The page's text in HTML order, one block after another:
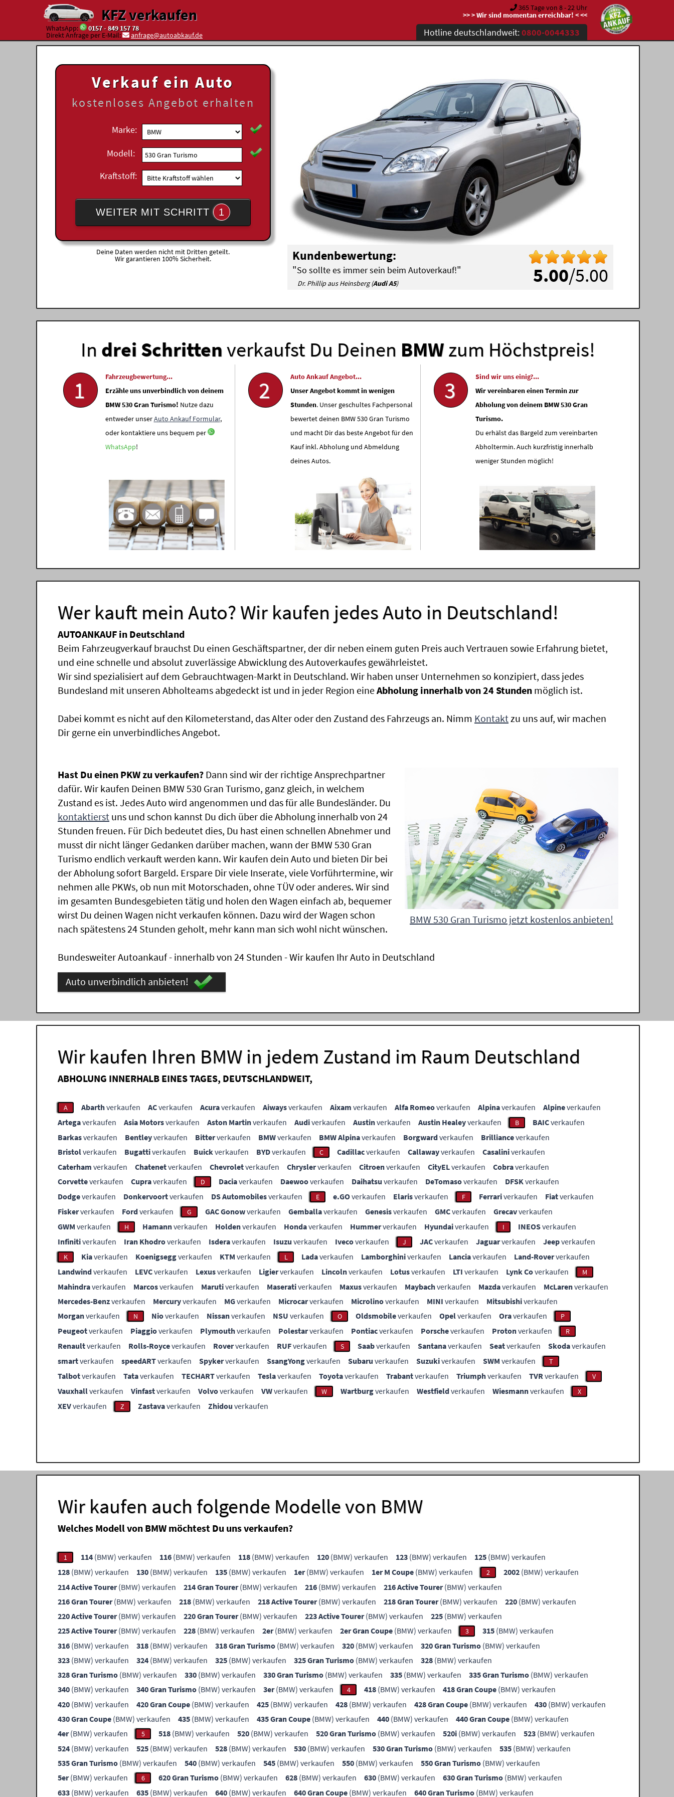
KFZ verkaufen
WhatsApp: 0157 - 849 157 78
Direkt Anfrage per E-Mail: anfrage@autoabkauf.de
365 Tage von 8 - 22 Uhr
>> > Wir sind momentan erreichbar! < <<
Hotline deutschlandweit:0800-0044333
Verkauf ein Auto
kostenloses Angebot erhalten
Marke:
Modell:
Kraftstoff:
WEITER MIT SCHRITT 1
Deine Daten werden nicht mit Dritten geteilt.
Wir garantieren 100% Sicherheit.
5.00/5.00
Kundenbewertung:
"So sollte es immer sein beim Autoverkauf!"
Dr. Phillip aus Heinsberg (Audi A5)
In drei Schrittenverkaufst Du Deinen BMWzum Höchstpreis!
1
Fahrzeugbewertung...
Erzähle uns unverbindlich von deinem
BMW 530 Gran Turismo! Nutze dazu
entweder unserAuto Ankauf Formular,
oder kontaktiere uns bequem per
WhatsApp!
2
Auto Ankauf Angebot...
Unser Angebot kommt in wenigen
Stunden. Unser geschultes Fachpersonal
bewertet deinen BMW 530 Gran Turismo
und macht Dir das beste Angebot für den
Kauf inkl. Abholung und Abmeldung
deines Autos.
3
Sind wir uns einig?...
Wir vereinbaren einen Termin zur
Abholung von deinem BMW 530 Gran
Turismo.
Du erhälst das Bargeld zum vereinbarten
Abholtermin. Auch kurzfristig innerhalb
weniger Stunden möglich!
Wer kauft mein Auto? Wir kaufen jedes Auto in Deutschland!
AUTOANKAUF in Deutschland
Beim Fahrzeugverkauf brauchst Du einen Geschäftspartner, der dir neben einem guten Preis auch Vertrauen sowie Erfahrung bietet,
und eine schnelle und absolut zuverlässige Abwicklung des Autoverkaufes gewährleistet.
Wir sind spezialisiert auf dem Gebrauchtwagen-Markt in Deutschland. Wir haben unser Unternehmen so konzipiert, dass jedes
Bundesland mit unseren Abholteams abgedeckt ist und in jeder Region eineAbholung innerhalb von 24 Stunden möglich ist.
Dabei kommt es nicht auf den Kilometerstand, das Alter oder den Zustand des Fahrzeugs an. Nimm Kontaktzu uns auf, wir machen
Dir gerne ein unverbindliches Angebot.
BMW 530 Gran Turismo jetzt kostenlos anbieten!
Hast Du einen PKW zu verkaufen? Dann sind wir der richtige Ansprechpartner
dafür. Wir kaufen Deinen BMW 530 Gran Turismo, ganz gleich, in welchem
Zustand es ist. Jedes Auto wird angenommen und das für alle Bundesländer. Du
kontaktierst uns und schon kannst Du dich über die Abholung innerhalb von 24
Stunden freuen. Für Dich bedeutet dies, Du hast einen schnellen Abnehmer und
musst dir nicht länger Gedanken darüber machen, wann der BMW 530 Gran
Turismo endlich verkauft werden kann. Wir kaufen dein Auto und bieten Dir bei
der Abholung sofort Bargeld. Erspare Dir viele Inserate, viele Vorführtermine, wir
nehmen alle PKWs, ob nun mit Motorschaden, ohne TÜV oder anderes. Wir sind
im gesamten Bundesgebieten tätig und holen den Wagen einfach ab, bequemer
wirst Du deinen Wagen nicht verkaufen können. Dazu wird der Wagen schon
nach spätestens 24 Stunden geholt, mehr kann man sich wohl nicht wünschen.
Bundesweiter Autoankauf - innerhalb von 24 Stunden - Wir kaufen Ihr Auto in Deutschland
Auto unverbindlich anbieten!
Wir kaufen Ihren BMW in jedem Zustand im Raum Deutschland
ABHOLUNG INNERHALB EINES TAGES, DEUTSCHLANDWEIT,
A Abarthverkaufen ACverkaufen Acuraverkaufen Aiwaysverkaufen Aixam verkaufen Alfa Romeoverkaufen Alpinaverkaufen Alpineverkaufen
Artegaverkaufen Asia Motorsverkaufen Aston Martinverkaufen Audiverkaufen Austinverkaufen Austin Healeyverkaufen B BAICverkaufen
Barkasverkaufen Bentleyverkaufen Bitterverkaufen BMWverkaufen BMW Alpinaverkaufen Borgwardverkaufen Brillianceverkaufen
Bristolverkaufen Bugattiverkaufen Buickverkaufen BYDverkaufen C Cadillacverkaufen Callawayverkaufen Casaliniverkaufen
Caterham verkaufen Chatenetverkaufen Chevroletverkaufen Chryslerverkaufen Citroenverkaufen CityELverkaufen Cobraverkaufen
Corvetteverkaufen Cupraverkaufen D Daciaverkaufen Daewooverkaufen Daihatsu verkaufen DeTomasoverkaufen DFSKverkaufen
Dodgeverkaufen Donkervoortverkaufen DS Automobilesverkaufen E e.GOverkaufen Elarisverkaufen F Ferrariverkaufen Fiatverkaufen
Fiskerverkaufen Fordverkaufen G GAC Gonowverkaufen Gemballaverkaufen Genesisverkaufen GMCverkaufen Grecavverkaufen
GWM verkaufen H Hamannverkaufen Holdenverkaufen Hondaverkaufen Hummerverkaufen Hyundaiverkaufen I INEOSverkaufen
Infinitiverkaufen Iran Khodroverkaufen Isderaverkaufen Isuzu verkaufen Ivecoverkaufen J JACverkaufen Jaguarverkaufen Jeepverkaufen
K Kiaverkaufen Koenigseggverkaufen KTM verkaufen L Ladaverkaufen Lamborghiniverkaufen Lanciaverkaufen Land-Roververkaufen
Landwindverkaufen LEVCverkaufen Lexusverkaufen Ligierverkaufen Lincolnverkaufen Lotusverkaufen LTI verkaufen Lynk Coverkaufen M
Mahindraverkaufen Marcosverkaufen Marutiverkaufen Maserativerkaufen Maxusverkaufen Maybachverkaufen Mazdaverkaufen McLarenverkaufen
Mercedes-Benzverkaufen Mercuryverkaufen MGverkaufen Microcarverkaufen Microlinoverkaufen MINI verkaufen Mitsubishiverkaufen
Morganverkaufen N Nioverkaufen Nissanverkaufen NSU verkaufen O Oldsmobileverkaufen Opelverkaufen Oraverkaufen P
Peugeotverkaufen Piaggioverkaufen Plymouthverkaufen Polestarverkaufen Pontiacverkaufen Porscheverkaufen Protonverkaufen R
Renaultverkaufen Rolls-Royceverkaufen Roververkaufen RUFverkaufen S Saabverkaufen Santanaverkaufen Seatverkaufen Skodaverkaufen
smartverkaufen speedARTverkaufen Spykerverkaufen SsangYongverkaufen Subaru verkaufen Suzukiverkaufen SWM verkaufen T
Talbotverkaufen Tataverkaufen TECHARTverkaufen Teslaverkaufen Toyotaverkaufen Trabantverkaufen Triumphverkaufen TVRverkaufen V
Vauxhallverkaufen Vinfastverkaufen Volvoverkaufen VWverkaufen W Wartburgverkaufen Westfieldverkaufen Wiesmannverkaufen X
XEVverkaufen Z Zastavaverkaufen Zhidou verkaufen
Wir kaufen auch folgende Modelle von BMW
Welches Modell von BMW möchtest Du uns verkaufen?
1 114 (BMW) verkaufen 116 (BMW) verkaufen 118 (BMW) verkaufen 120 (BMW) verkaufen 123 (BMW) verkaufen 125 (BMW) verkaufen
128 (BMW) verkaufen 130 (BMW) verkaufen 135 (BMW) verkaufen 1er(BMW) verkaufen 1er M Coupe (BMW) verkaufen 2 2002 (BMW) verkaufen
214 Active Tourer(BMW) verkaufen 214 Gran Tourer(BMW) verkaufen 216 (BMW) verkaufen 216 Active Tourer(BMW) verkaufen
216 Gran Tourer(BMW) verkaufen 218 (BMW) verkaufen 218 Active Tourer(BMW) verkaufen 218 Gran Tourer(BMW) verkaufen 220 (BMW) verkaufen
220 Active Tourer(BMW) verkaufen 220 Gran Tourer(BMW) verkaufen 223 Active Tourer(BMW) verkaufen 225 (BMW) verkaufen
225 Active Tourer(BMW) verkaufen 228 (BMW) verkaufen 2er(BMW) verkaufen 2er Gran Coupe (BMW) verkaufen 3 315 (BMW) verkaufen
316 (BMW) verkaufen 318 (BMW) verkaufen 318 Gran Turismo (BMW) verkaufen 320 (BMW) verkaufen 320 Gran Turismo (BMW) verkaufen
323 (BMW) verkaufen 324 (BMW) verkaufen 325 (BMW) verkaufen 325 Gran Turismo (BMW) verkaufen 328 (BMW) verkaufen
328 Gran Turismo (BMW) verkaufen 330 (BMW) verkaufen 330 Gran Turismo (BMW) verkaufen 335 (BMW) verkaufen 335 Gran Turismo (BMW) verkaufen
340 (BMW) verkaufen 340 Gran Turismo (BMW) verkaufen 3er(BMW) verkaufen 4 418 (BMW) verkaufen 418 Gran Coupe (BMW) verkaufen
420 (BMW) verkaufen 420 Gran Coupe (BMW) verkaufen 425 (BMW) verkaufen 428 (BMW) verkaufen 428 Gran Coupe (BMW) verkaufen 430 (BMW) verkaufen
430 Gran Coupe (BMW) verkaufen 435 (BMW) verkaufen 435 Gran Coupe (BMW) verkaufen 440 (BMW) verkaufen 440 Gran Coupe (BMW) verkaufen
4er(BMW) verkaufen 5 518 (BMW) verkaufen 520 (BMW) verkaufen 520 Gran Turismo (BMW) verkaufen 520i (BMW) verkaufen 523 (BMW) verkaufen
524 (BMW) verkaufen 525 (BMW) verkaufen 528 (BMW) verkaufen 530 (BMW) verkaufen 530 Gran Turismo (BMW) verkaufen 535 (BMW) verkaufen
535 Gran Turismo (BMW) verkaufen 540 (BMW) verkaufen 545 (BMW) verkaufen 550 (BMW) verkaufen 550 Gran Turismo (BMW) verkaufen
5er(BMW) verkaufen 6 620 Gran Turismo (BMW) verkaufen 628 (BMW) verkaufen 630 (BMW) verkaufen 630 Gran Turismo (BMW) verkaufen
633 (BMW) verkaufen 635 (BMW) verkaufen 640 (BMW) verkaufen 640 Gran Coupe (BMW) verkaufen 640 Gran Turismo (BMW) verkaufen